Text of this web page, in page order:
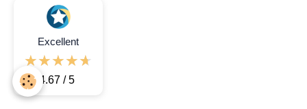
Excellent
4.67 / 5